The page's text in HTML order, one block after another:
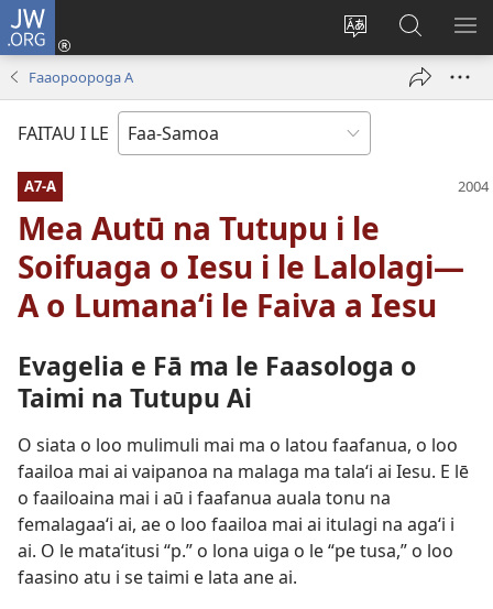
JW.ORG
Sui
gagana
o
le
Log
isi
Suʻe
le
Faaopoopoga A
FAITAU I LE
A7-A
Mea Autū na Tutupu i le
Soifuaga o Iesu i le Lalolagi—
A o Lumanaʻi le Faiva a Iesu
Evagelia e Fā ma le Faasologa o
Taimi na Tutupu Ai
O siata o loo mulimuli mai ma o latou faafanua, o loo
faailoa mai ai vaipanoa na malaga ma talaʻi ai Iesu. E lē
o faailoaina mai i aū i faafanua auala tonu na
femalagaaʻi ai, ae o loo faailoa mai ai itulagi na agaʻi i
ai. O le mataʻitusi “p.” o lona uiga o le “pe tusa,” o loo
faasino atu i se taimi e lata ane ai.